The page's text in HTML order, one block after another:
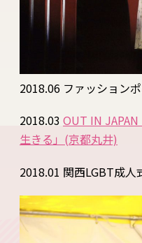
2018.06 ファッション
2018.03 OUT IN
生きる」(京都丸井)
2018.01 関西LGBT成人